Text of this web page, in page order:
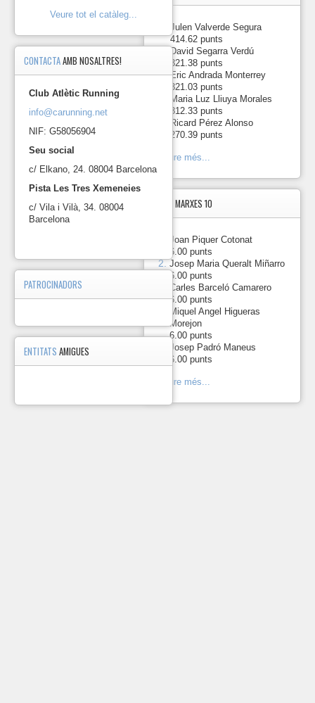
06 Cursa
Collserola
2024.
https://photos.app.goo.gl/
2024-
03-
10 Marató
de
Barcelona
2024.
https://photos.app.goo.gl/
2023-
12-
17 Esmorzar
2023.
https://photos.app.goo.gl/
2023-
06-
18 Marxa Serralada
Litoral 2023.
https://photos.app.goo.gl/
2023-
05-
Cursa
Veure tot el catàleg...
CONTACTAAMB NOSALTRES!
Club Atlètic Running
info@carunning.net
NIF: G58056904
Seu social
c/ Elkano, 24. 08004 Barcelona
Pista Les Tres Xemeneies
c/ Vila i Vilà, 34. 08004
Barcelona
PATROCINADORS
ENTITATSAMIGUES
Julen Valverde Segura
414.62 punts
David Segarra Verdú
321.38 punts
3.-Eric Andrada Monterrey
321.03 punts
Maria Luz Lliuya Morales
312.33 punts
Ricard Pérez Alonso
270.39 punts
Veure més...
MARXES 10
Joan Piquer Cotonat
6.00 punts
2. Josep Maria Queralt Miñarro
6.00 punts
Carles Barceló Camarero
6.00 punts
Miquel Angel Higueras
Morejon
6.00 punts
Josep Padró Maneus
6.00 punts
Veure més...